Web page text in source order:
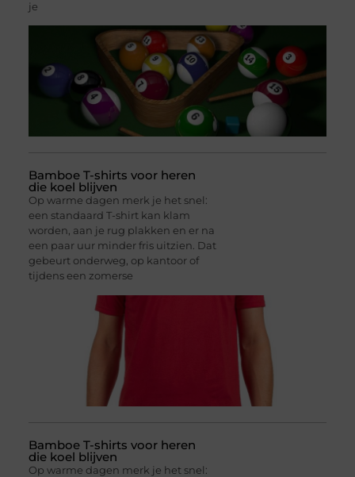
je
Bamboe T-shirts voor heren
die koel blijven
Op warme dagen merk je het snel:
een standaard T-shirt kan klam
worden, aan je rug plakken en er na
een paar uur minder fris uitzien. Dat
gebeurt onderweg, op kantoor of
tijdens een zomerse
Bamboe T-shirts voor heren
die koel blijven
Op warme dagen merk je het snel: